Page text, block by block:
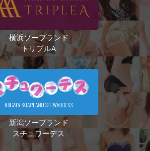
横浜ソープランド
トリプルA
新潟ソープランド
スチュワーデス